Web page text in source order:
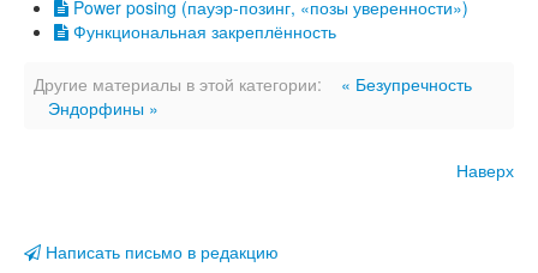
Power posing (пауэр-позинг, «позы уверенности»)
Функциональная закреплённость
Другие материалы в этой категории:
« Безупречность
Эндорфины »
Наверх
Написать письмо в редакцию